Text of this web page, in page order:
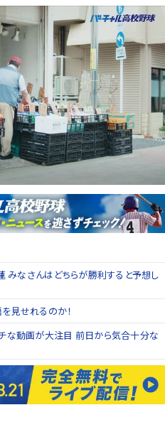
を見せれるのか！
な動画が大注目 前日から気合十分な